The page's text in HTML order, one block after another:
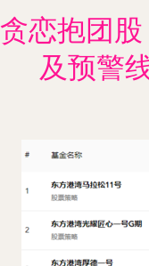
贪恋抱团
及预警